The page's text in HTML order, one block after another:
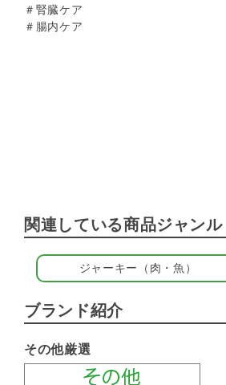
＃腎臓ケア
＃腸内ケア
関連している商品ジャンル
ジャーキー（肉・魚）
ブランド紹介
その他厳選